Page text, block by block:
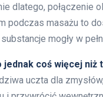
dlatego, połączenie
podczas masażu to
mogły w
coś więcej niż
uczta dla